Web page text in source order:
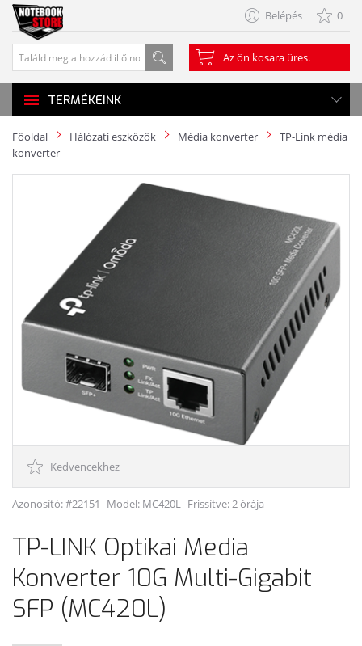
Belépés 0
Az ön kosara üres.
TERMÉKEINK
Főoldal Hálózati eszközök Média konverter
TP-Link média
konverter
Kedvencekhez
Azonosító: #22151 Model: MC420L Frissítve: 2 órája
TP-LINK Optikai Media
Konverter 10G Multi-Gigabit
SFP (MC420L)